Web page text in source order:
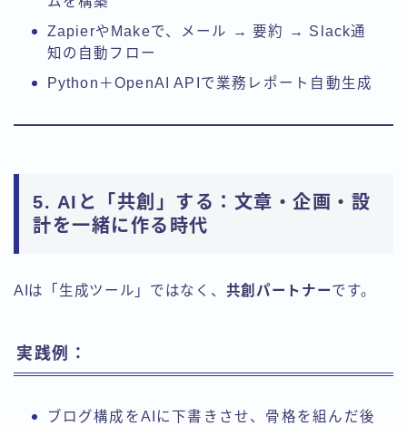
ZapierやMakeで、メール → 要約 → Slack通
知の自動フロー
Python＋OpenAI APIで業務レポート自動生成
5. AIと「共創」する：文章・企画・設
計を一緒に作る時代
AIは「生成ツール」ではなく、 共創パートナーです。
実践例：
ブログ構成をAIに下書きさせ、骨格を組んだ後